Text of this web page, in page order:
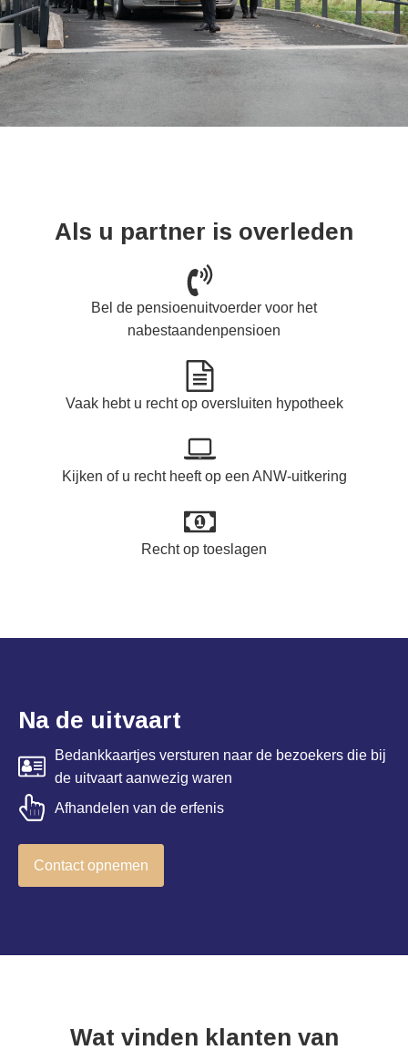
Als u partner is overleden
Bel de pensioenuitvoerder voor het
nabestaandenpensioen
Vaak hebt u recht op oversluiten hypotheek
Kijken of u recht heeft op een ANW-uitkering
Recht op toeslagen
Na de uitvaart
Bedankkaartjes versturen naar de bezoekers die bij
de uitvaart aanwezig waren
Afhandelen van de erfenis
Contact opnemen
Wat vinden klanten van